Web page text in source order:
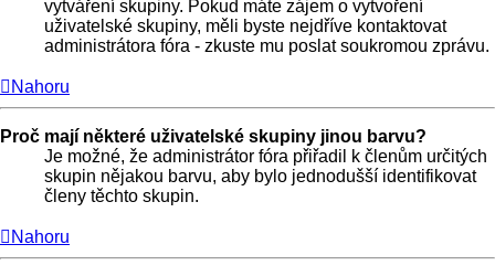
vytváření skupiny. Pokud máte zájem o vytvoření
uživatelské skupiny, měli byste nejdříve kontaktovat
administrátora fóra - zkuste mu poslat soukromou zprávu.
Nahoru
Proč mají některé uživatelské skupiny jinou barvu?
Je možné, že administrátor fóra přiřadil k členům určitých
skupin nějakou barvu, aby bylo jednodušší identifikovat
členy těchto skupin.
Nahoru